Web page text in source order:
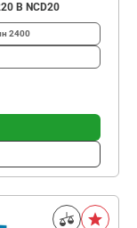
В NCD20
2400